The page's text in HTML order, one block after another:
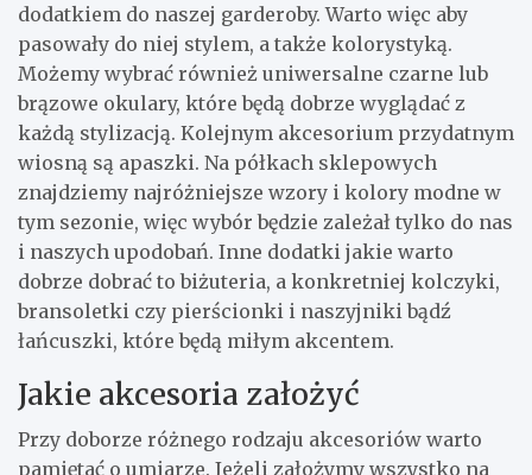
dodatkiem do naszej garderoby. Warto więc aby
pasowały do niej stylem, a także kolorystyką.
Możemy wybrać również uniwersalne czarne lub
brązowe okulary, które będą dobrze wyglądać z
każdą stylizacją. Kolejnym akcesorium przydatnym
wiosną są apaszki. Na półkach sklepowych
znajdziemy najróżniejsze wzory i kolory modne w
tym sezonie, więc wybór będzie zależał tylko do nas
i naszych upodobań. Inne dodatki jakie warto
dobrze dobrać to biżuteria, a konkretniej kolczyki,
bransoletki czy pierścionki i naszyjniki bądź
łańcuszki, które będą miłym akcentem.
Jakie akcesoria założyć
Przy doborze różnego rodzaju akcesoriów warto
pamiętać o umiarze. Jeżeli założymy wszystko na